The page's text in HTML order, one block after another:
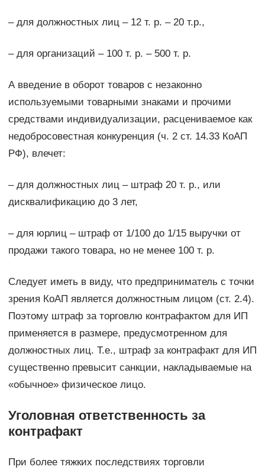
– для должностных лиц – 12 т. р. – 20 т.р.,
– для организаций – 100 т. р. – 500 т. р.
А введение в оборот товаров с незаконно
используемыми товарными знаками и прочими
средствами индивидуализации, расцениваемое как
недобросовестная конкуренция (ч. 2 ст. 14.33 КоАП
РФ), влечет:
– для должностных лиц – штраф 20 т. р., или
дисквалификацию до 3 лет,
– для юрлиц – штраф от 1/100 до 1/15 выручки от
продажи такого товара, но не менее 100 т. р.
Следует иметь в виду, что предприниматель с точки
зрения КоАП является должностным лицом (ст. 2.4).
Поэтому штраф за торговлю контрафактом для ИП
применяется в размере, предусмотренном для
должностных лиц. Т.е., штраф за контрафакт для ИП
существенно превысит санкции, накладываемые на
«обычное» физическое лицо.
Уголовная ответственность за
контрафакт
При более тяжких последствиях торговли